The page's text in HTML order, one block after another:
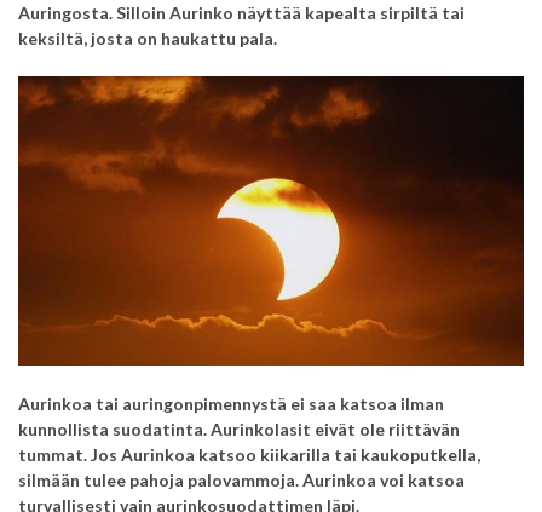
Auringosta. Silloin Aurinko näyttää kapealta sirpiltä tai
keksiltä, josta on haukattu pala.
Aurinkoa tai auringonpimennystä ei saa katsoa ilman
kunnollista suodatinta. Aurinkolasit eivät ole riittävän
tummat.Jos Aurinkoa katsoo kiikarilla tai kaukoputkella,
silmään tulee pahoja palovammoja. Aurinkoa voi katsoa
turvallisesti vain aurinkosuodattimen läpi.